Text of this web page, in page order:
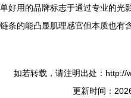
单好用的品牌标志于通过专业的光
链条的能凸显肌理感官但本质也有
如若转载，请注明出处：
更新时间：